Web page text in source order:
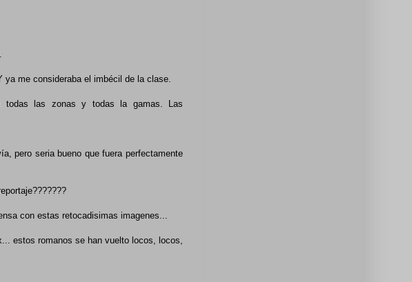
me consideraba el imbécil de la clase.
todas las zonas y todas la gamas. Las
pero seria bueno que fuera perfectamente
con estas retocadisimas imagenes...
estos romanos se han vuelto locos, locos,